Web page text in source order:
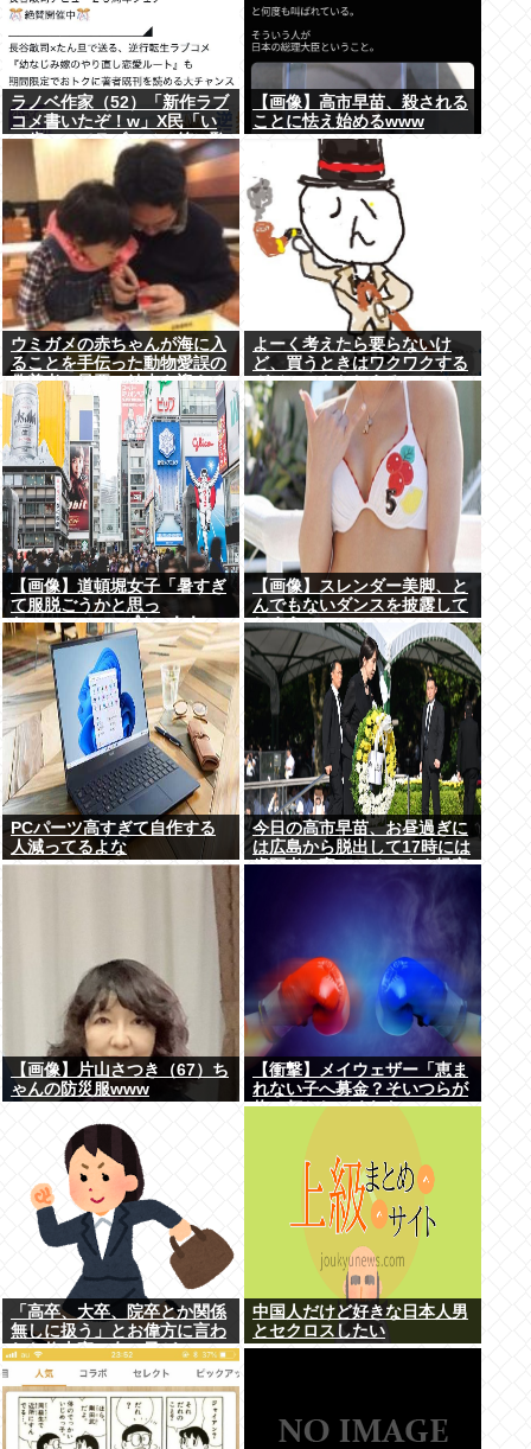
ラノベ作家（52）「新作ラブ
コメ書いたぞ！w」X民「い
い歳こいてラブコメ（笑）恥
ずかしくないの？」
【画像】高市早苗、殺される
ことに怯え始めるwww
ウミガメの赤ちゃんが海に入
ることを手伝った動物愛誤の
偽善者、最悪の結末を迎える
よーく考えたら要らないけ
ど、買うときはワクワクする
ガジェットおしえろ
【画像】道頓堀女子「暑すぎ
て服脱ごうかと思っ
た」･･････････ﾊﾟｼｬｯ！！
【画像】スレンダー美脚、と
んでもないダンスを披露して
しまうwww
PCパーツ高すぎて自作する
人減ってるよな
今日の高市早苗、お昼過ぎに
は広島から脱出して17時には
歯医者に寄ってそのまま帰宅
【画像】片山さつき（67）ち
ゃんの防災服www
【衝撃】メイウェザー「恵ま
れない子へ募金？そいつらが
俺に何かしてくれたの
「高卒、大卒、院卒とか関係
無しに扱う」とお偉方に言わ
れた修士卒の女の子が...
中国人だけど好きな日本人男
とセクロスしたい